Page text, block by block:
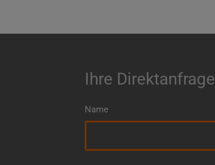
Ihre Direktanfrage
Name